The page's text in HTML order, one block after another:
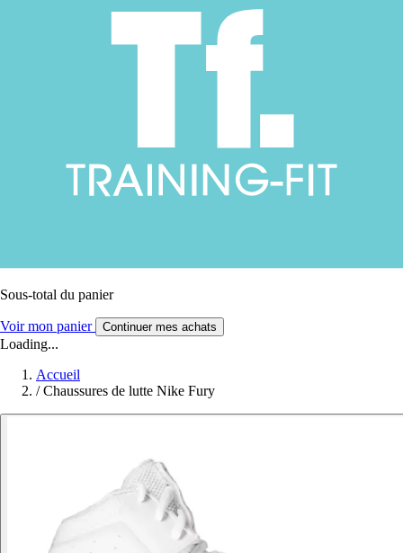
Sous-total du panier
Voir mon panier Continuer mes achats
Loading...
Accueil
/ Chaussures de lutte Nike Fury